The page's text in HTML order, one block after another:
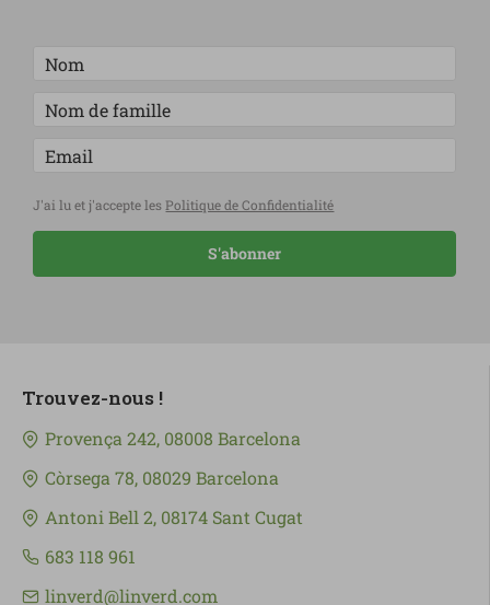
J'ai lu et j'accepte les Politique de Confidentialité
S'abonner
Trouvez-nous !
Provença 242, 08008 Barcelona
Còrsega 78, 08029 Barcelona
Antoni Bell 2, 08174 Sant Cugat
683 118 961
linverd@linverd.com